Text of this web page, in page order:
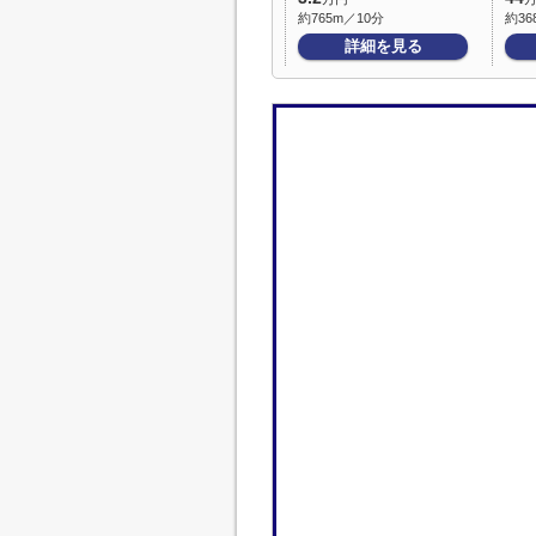
約765m／10分
詳細を見る
約